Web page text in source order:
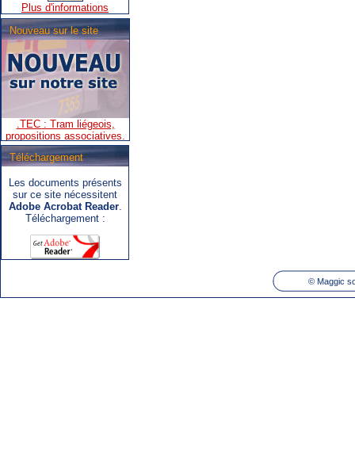
Plus d'informations
Nouveau sur le site
.TEC : Tram liégeois,
propositions associatives.
.SNCB - TEC : Système de
correspondance ARIbus.
Téléchargement
Les documents présents
sur ce site nécessitent
Adobe Acrobat Reader.
Téléchargement :
© Maggic